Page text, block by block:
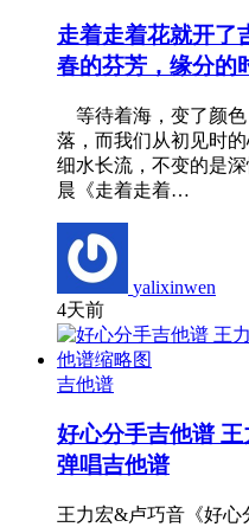
走着走着花就开了
春的芬芳，缘分的
等待着海，变了颜色
落，而我们从初见时
细水长流，不变的是
晨《走着走着…
yalixinwen
4天前
吉他谱
好心分手吉他谱
弹唱吉他谱
王力宏&卢巧音《好心